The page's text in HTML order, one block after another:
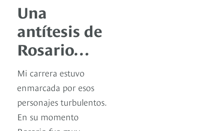
Una
antítesis de
Rosario…
Mi carrera estuvo
enmarcada por esos
personajes turbulentos.
En su momento